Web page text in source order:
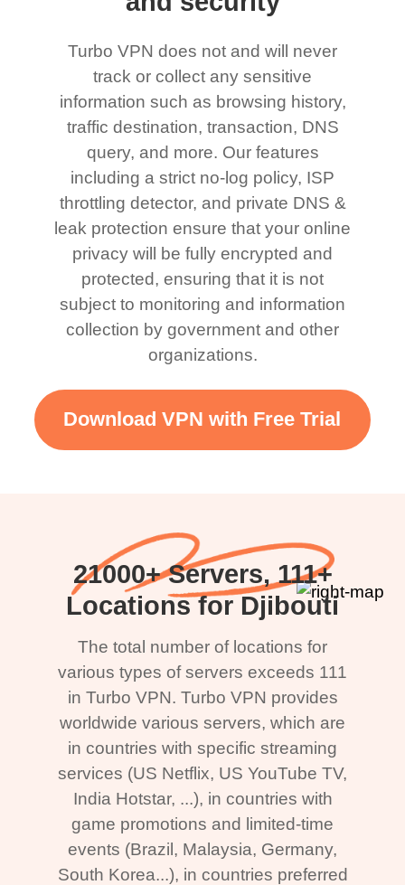
Turbo VPN does not and will never
track or collect any sensitive
information such as browsing history,
traffic destination, transaction, DNS
query, and more. Our features
including a strict no-log policy, ISP
throttling detector, and private DNS &
leak protection ensure that your online
privacy will be fully encrypted and
protected, ensuring that it is not
subject to monitoring and information
collection by government and other
organizations.
Download VPN with Free Trial
21000+ Servers, 111+
Locations for Djibouti
The total number of locations for
various types of servers exceeds 111
in Turbo VPN. Turbo VPN provides
worldwide various servers, which are
in countries with specific streaming
services (US Netflix, US YouTube TV,
India Hotstar, ...), in countries with
game promotions and limited-time
events (Brazil, Malaysia, Germany,
South Korea...), in countries preferred